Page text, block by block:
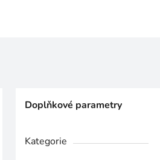
Doplňkové parametry
Kategorie